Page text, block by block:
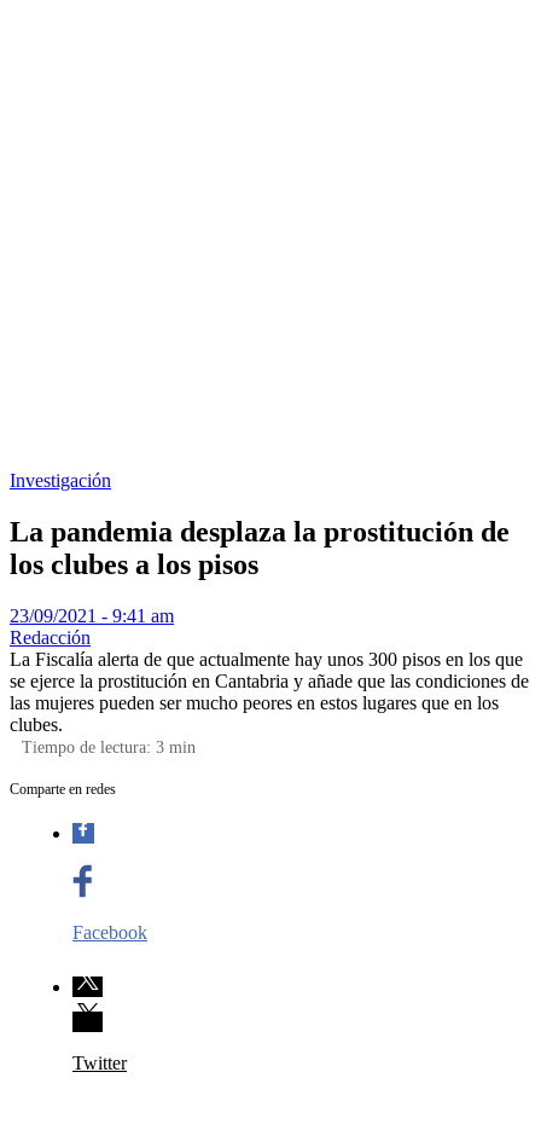
Investigación
La pandemia desplaza la prostitución de
los clubes a los pisos
23/09/2021 - 9:41 am
Redacción
La Fiscalía alerta de que actualmente hay unos 300 pisos en los que
se ejerce la prostitución en Cantabria y añade que las condiciones de
las mujeres pueden ser mucho peores en estos lugares que en los
clubes.
Tiempo de lectura: 3 min
Comparte en redes
Facebook
Twitter